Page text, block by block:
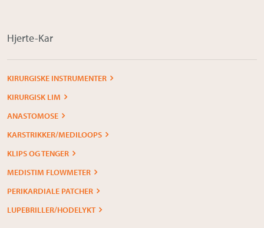
Hjerte-Kar
KIRURGISKE INSTRUMENTER
KIRURGISK LIM
ANASTOMOSE
KARSTRIKKER/MEDILOOPS
KLIPS OG TENGER
MEDISTIM FLOWMETER
PERIKARDIALE PATCHER
LUPEBRILLER/HODELYKT